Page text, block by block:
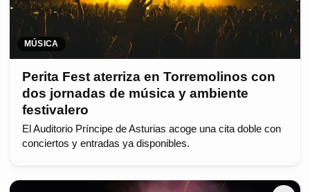
MÚSICA
Perita Fest aterriza en Torremolinos con
dos jornadas de música y ambiente
festivalero
El Auditorio Príncipe de Asturias acoge una cita doble con
conciertos y entradas ya disponibles.